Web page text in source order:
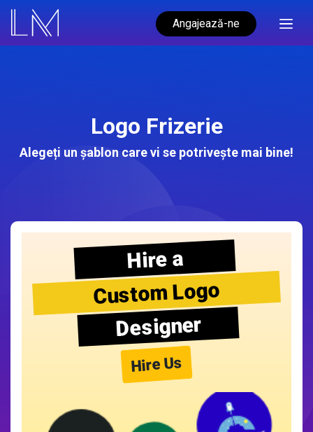
Angajează-ne
Logo Frizerie
Alegeți un șablon care vi se potrivește mai bine!
Hire a
Custom Logo
Designer
Hire Us